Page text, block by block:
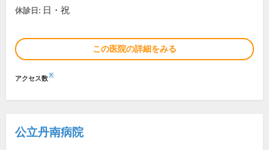
休診日: 日・祝
この医院の詳細をみる
アクセス数※
公立丹南病院